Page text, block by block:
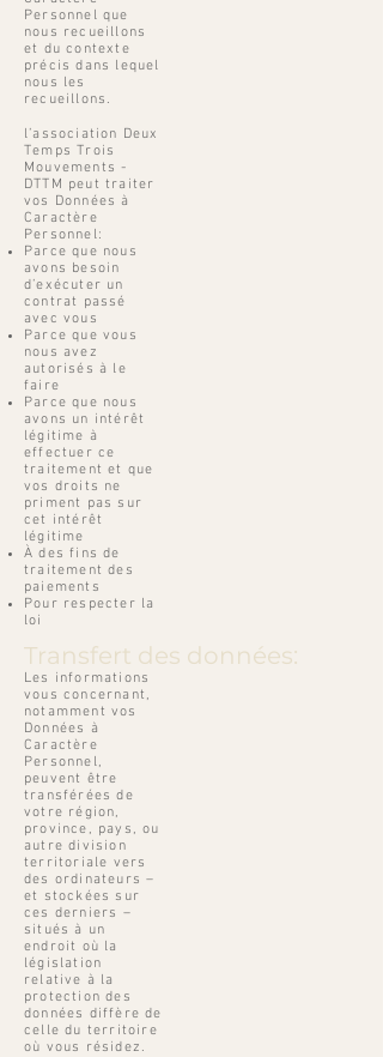
Personnel que
nous recueillons
et du contexte
précis dans lequel
nous les
recueillons.
l’association Deux
Temps Trois
Mouvements -
DTTM peut traiter
vos Données à
Caractère
Personnel:
Parce que nous
avons besoin
d’exécuter un
contrat passé
avec vous
Parce que vous
nous avez
autorisés à le
faire
Parce que nous
avons un intérêt
légitime à
effectuer ce
traitement et que
vos droits ne
priment pas sur
cet intérêt
légitime
À des fins de
traitement des
paiements
Pour respecter la
loi
Transfert des données:
Les informations
vous concernant,
notamment vos
Données à
Caractère
Personnel,
peuvent être
transférées de
votre région,
province, pays, ou
autre division
territoriale vers
des ordinateurs –
et stockées sur
ces derniers –
situés à un
endroit où la
législation
relative à la
protection des
données diffère de
celle du territoire
où vous résidez.